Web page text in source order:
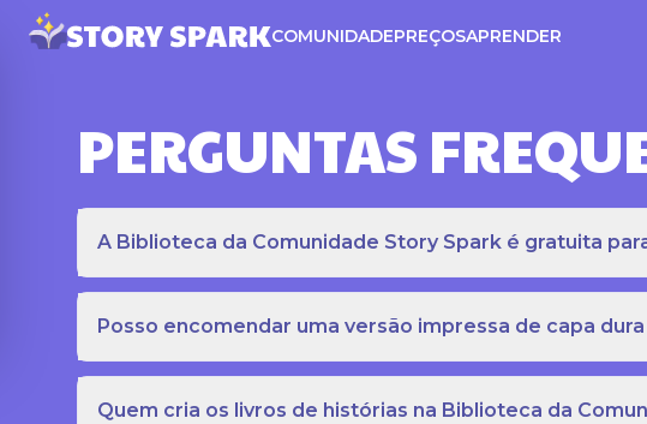
COMUNIDADEPREÇOSAPRENDER
PERGUNTAS
A Biblioteca da Comunidade Story Spark é gratuita
Posso encomendar uma versão impressa de capa
Quem cria os livros de histórias na Biblioteca da